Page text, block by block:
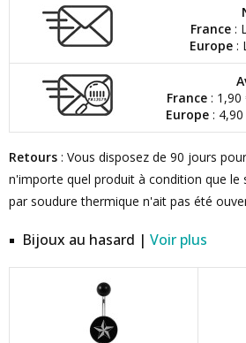
France :
Europe:
France :
Europe: 4,90
Retours : Vous disposez de 90 jours
n'importe quel produit à condition que le
par soudure thermique n'ait pas été
Bijoux au hasard | Voir plus